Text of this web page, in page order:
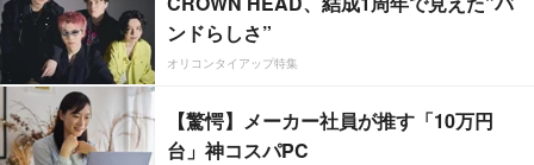
ンドらしさ”
オリコンタイアップ特集
【驚愕】メーカー社員が推す「10万円
台」神コスパPC